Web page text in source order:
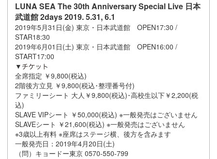
LUNA SEA The 30th Anniversary Special Live 日本
武道館 2days 2019. 5.31, 6.1
2019年5月31日(金) 東京・日本武道館 OPEN17:30 /
STAR18:30
2019年6月01日(土) 東京・日本武道館 OPEN16:00 /
START17:00
▼
全席指定 ￥9,800(税込)
2階後方立見 ￥9,800(税込･整理番号付)
ファミリーシート 大人￥9,800(税込)･高校生以下￥2,200(税
込)
SLAVE VIPシート ￥50,000(税込) ※一般発売はございません
SLAVEシート ￥21,600(税込) ※一般発売はございません
※3歳以上有料 ※座席はステージ横、後方を含みます
一般発売日：2019年4月20日(土)
（問）キョードー東京 0570-550-799